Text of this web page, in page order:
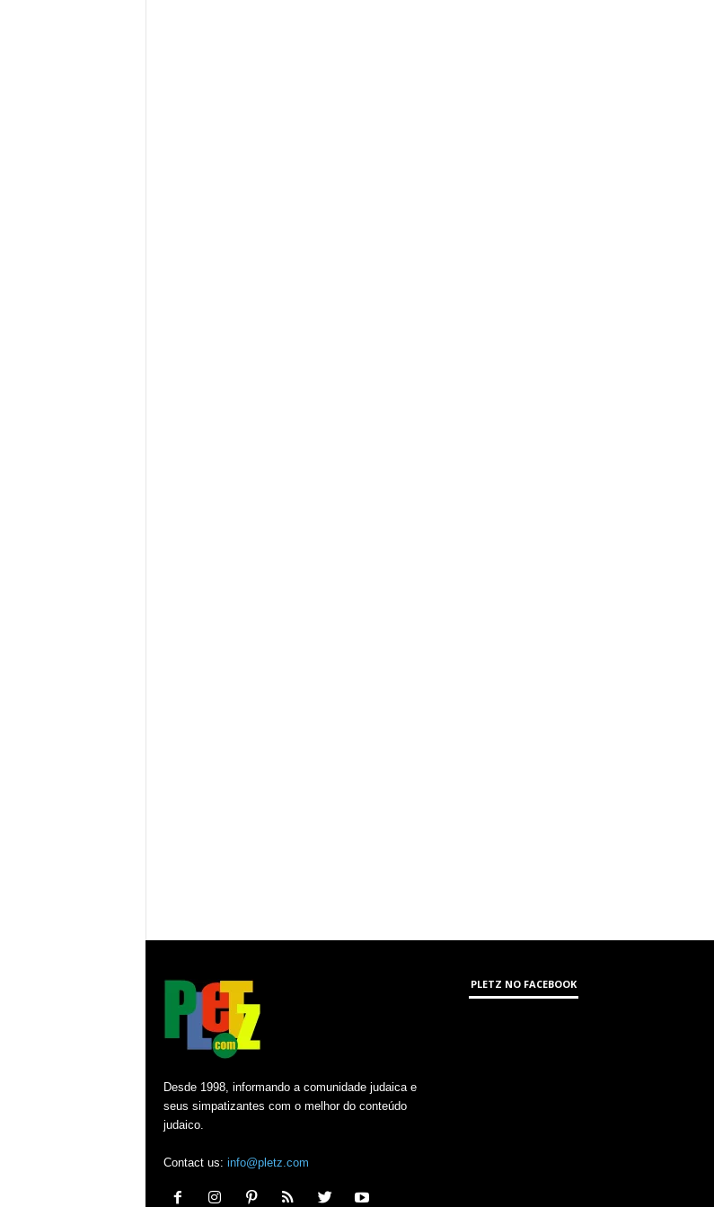
Desde 1998, informando a comunidade judaica e
seus simpatizantes com o melhor do conteúdo
judaico.
Contact us: info@pletz.com
PLETZ NO FACEBOOK